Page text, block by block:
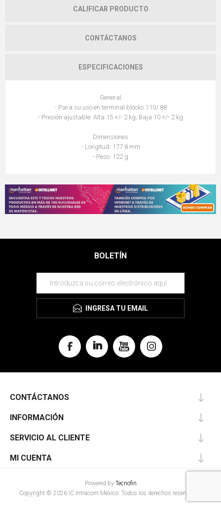
CALIFICAR PRODUCTO
CONTÁCTANOS
ESPECIFICACIONES
General
- Para su uso en terminal blocks 110/ 88
- Presión ajustable: Alta 15 +/- 2 kg; Baja 10 +/- 2 kg
Dimensiones
- Longitud: 177.8 mm
- Peso: 122 g
BOLETÍN
INGRESA TU EMAIL
CONTÁCTANOS
INFORMACIÓN
SERVICIO AL CLIENTE
MI CUENTA
Powered by Tecnofin
Copyright © 2026 IC Intracom México. Todos los derechos reservados.